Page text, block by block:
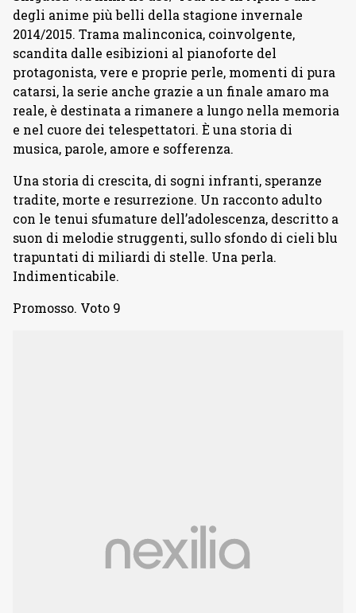
degli anime più belli della stagione invernale
2014/2015. Trama malinconica, coinvolgente,
scandita dalle esibizioni al pianoforte del
protagonista, vere e proprie perle, momenti di pura
catarsi, la serie anche grazie a un finale amaro ma
reale, è destinata a rimanere a lungo nella memoria
e nel cuore dei telespettatori. È una storia di
musica, parole, amore e sofferenza.
Una storia di crescita, di sogni infranti, speranze
tradite, morte e resurrezione. Un racconto adulto
con le tenui sfumature dell’adolescenza, descritto a
suon di melodie struggenti, sullo sfondo di cieli blu
trapuntati di miliardi di stelle. Una perla.
Indimenticabile.
Promosso. Voto 9